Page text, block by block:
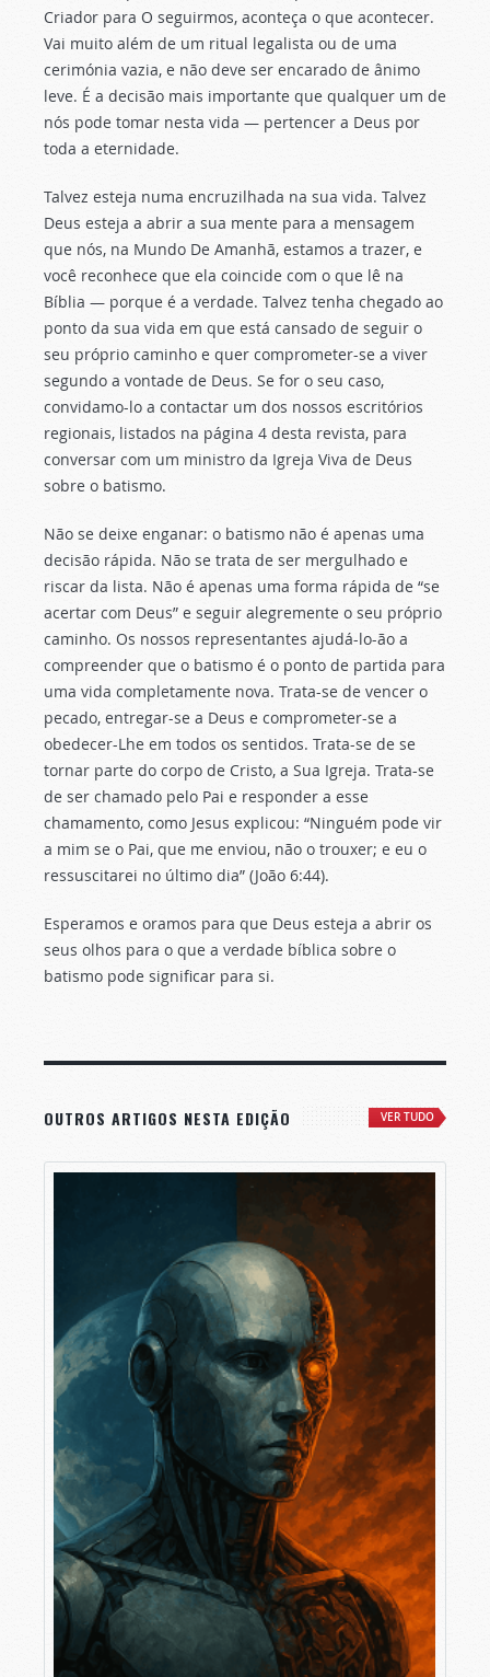
Criador para O seguirmos, aconteça o que acontecer.
Vai muito além de um ritual legalista ou de uma
cerimónia vazia, e não deve ser encarado de ânimo
leve. É a decisão mais importante que qualquer um de
nós pode tomar nesta vida — pertencer a Deus por
toda a eternidade.
Talvez esteja numa encruzilhada na sua vida. Talvez
Deus esteja a abrir a sua mente para a mensagem
que nós, na Mundo De Amanhã, estamos a trazer, e
você reconhece que ela coincide com o que lê na
Bíblia — porque é a verdade. Talvez tenha chegado ao
ponto da sua vida em que está cansado de seguir o
seu próprio caminho e quer comprometer-se a viver
segundo a vontade de Deus. Se for o seu caso,
convidamo-lo a contactar um dos nossos escritórios
regionais, listados na página 4 desta revista, para
conversar com um ministro da Igreja Viva de Deus
sobre o batismo.
Não se deixe enganar: o batismo não é apenas uma
decisão rápida. Não se trata de ser mergulhado e
riscar da lista. Não é apenas uma forma rápida de “se
acertar com Deus” e seguir alegremente o seu próprio
caminho. Os nossos representantes ajudá-lo-ão a
compreender que o batismo é o ponto de partida para
uma vida completamente nova. Trata-se de vencer o
pecado, entregar-se a Deus e comprometer-se a
obedecer-Lhe em todos os sentidos. Trata-se de se
tornar parte do corpo de Cristo, a Sua Igreja. Trata-se
de ser chamado pelo Pai e responder a esse
chamamento, como Jesus explicou: “Ninguém pode vir
a mim se o Pai, que me enviou, não o trouxer; e eu o
ressuscitarei no último dia” (João 6:44).
Esperamos e oramos para que Deus esteja a abrir os
seus olhos para o que a verdade bíblica sobre o
batismo pode significar para si.
OUTROS ARTIGOS NESTA EDIÇÃO VER TUDO